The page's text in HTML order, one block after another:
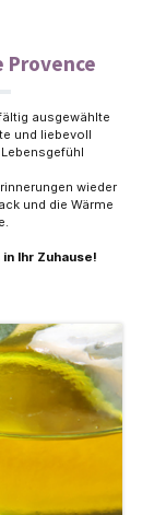
Provence
ausgewählte
und liebevoll
wieder
und die Wärme
Ihr Zuhause!